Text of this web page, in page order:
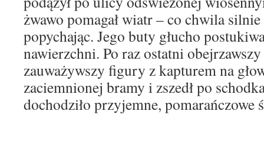
żwawo pomagał wiatr – co chwila
popychając. Jego buty głucho
nawierzchni. Po raz ostatni
zauważywszy figury z kapturem na
zaciemnionej bramy i zszedł po
dochodziło przyjemne, pomarańczowe